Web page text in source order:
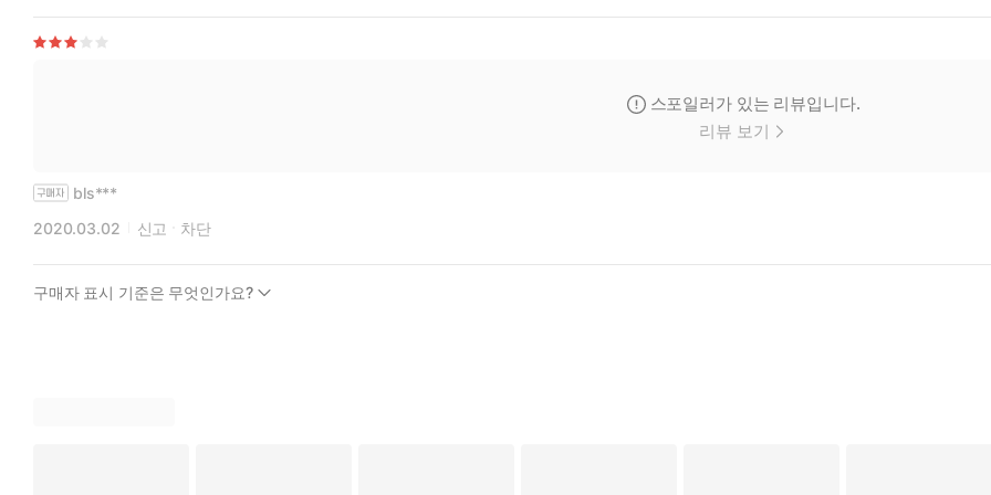
스포일러가 있는 리뷰입니다.
리뷰 보기
bls***
2020.03.02
신고 차단
구매자 표시 기준은 무엇인가요?